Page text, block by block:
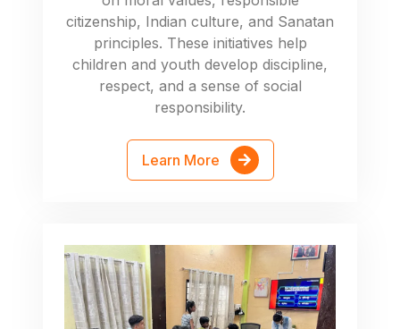
citizenship, Indian culture, and Sanatan
principles. These initiatives help
children and youth develop discipline,
respect, and a sense of social
responsibility.
Learn More